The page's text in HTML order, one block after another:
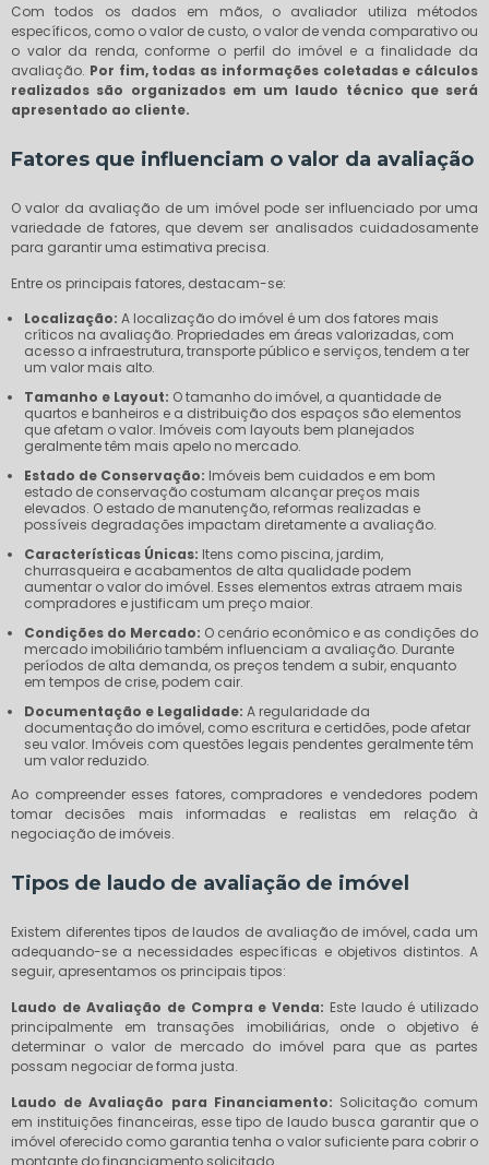
Com todos os dados em mãos, o avaliador utiliza métodos
específicos, como o valor de custo, o valor de venda comparativo ou
o valor da renda, conforme o perfil do imóvel e a finalidade da
avaliação. Por fim, todas as informações coletadas e cálculos
realizados são organizados em um laudo técnico que será
apresentado ao cliente.
Fatores que influenciam o valor da avaliação
O valor da avaliação de um imóvel pode ser influenciado por uma
variedade de fatores, que devem ser analisados cuidadosamente
para garantir uma estimativa precisa.
Entre os principais fatores, destacam-se:
Localização: A localização do imóvel é um dos fatores mais
críticos na avaliação. Propriedades em áreas valorizadas, com
acesso a infraestrutura, transporte público e serviços, tendem a ter
um valor mais alto.
Tamanho e Layout: O tamanho do imóvel, a quantidade de
quartos e banheiros e a distribuição dos espaços são elementos
que afetam o valor. Imóveis com layouts bem planejados
geralmente têm mais apelo no mercado.
Estado de Conservação: Imóveis bem cuidados e em bom
estado de conservação costumam alcançar preços mais
elevados. O estado de manutenção, reformas realizadas e
possíveis degradações impactam diretamente a avaliação.
Características Únicas: Itens como piscina, jardim,
churrasqueira e acabamentos de alta qualidade podem
aumentar o valor do imóvel. Esses elementos extras atraem mais
compradores e justificam um preço maior.
Condições do Mercado: O cenário econômico e as condições do
mercado imobiliário também influenciam a avaliação. Durante
períodos de alta demanda, os preços tendem a subir, enquanto
em tempos de crise, podem cair.
Documentação e Legalidade: A regularidade da
documentação do imóvel, como escritura e certidões, pode afetar
seu valor. Imóveis com questões legais pendentes geralmente têm
um valor reduzido.
Ao compreender esses fatores, compradores e vendedores podem
tomar decisões mais informadas e realistas em relação à
negociação de imóveis.
Tipos de laudo de avaliação de imóvel
Existem diferentes tipos de laudos de avaliação de imóvel, cada um
adequando-se a necessidades específicas e objetivos distintos. A
seguir, apresentamos os principais tipos:
Laudo de Avaliação de Compra e Venda: Este laudo é utilizado
principalmente em transações imobiliárias, onde o objetivo é
determinar o valor de mercado do imóvel para que as partes
possam negociar de forma justa.
Laudo de Avaliação para Financiamento: Solicitação comum
em instituições financeiras, esse tipo de laudo busca garantir que o
imóvel oferecido como garantia tenha o valor suficiente para cobrir o